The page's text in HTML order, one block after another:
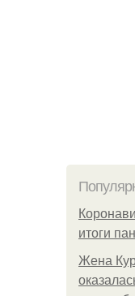
итоги
Жена